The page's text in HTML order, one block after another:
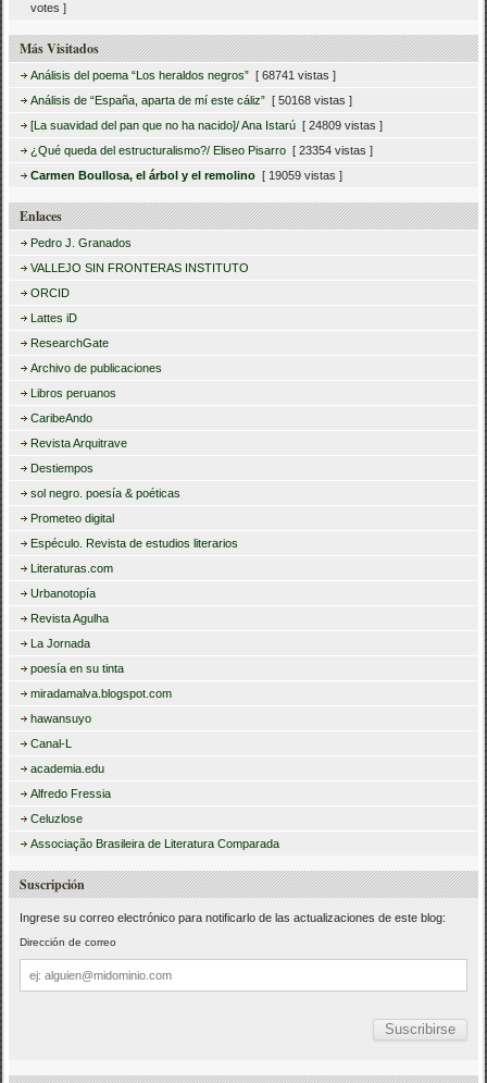
votes ]
Más Visitados
Análisis del poema “Los heraldos negros” [ 68741 vistas ]
Análisis de “España, aparta de mí este cáliz” [ 50168 vistas ]
[La suavidad del pan que no ha nacido]/ Ana Istarú [ 24809 vistas ]
¿Qué queda del estructuralismo?/ Eliseo Pisarro [ 23354 vistas ]
Carmen Boullosa, el árbol y el remolino [ 19059 vistas ]
Enlaces
Pedro J. Granados
VALLEJO SIN FRONTERAS INSTITUTO
ORCID
Lattes iD
ResearchGate
Archivo de publicaciones
Libros peruanos
CaribeAndo
Revista Arquitrave
Destiempos
sol negro. poesía & poéticas
Prometeo digital
Espéculo. Revista de estudios literarios
Literaturas.com
Urbanotopía
Revista Agulha
La Jornada
poesía en su tinta
miradamalva.blogspot.com
hawansuyo
Canal-L
academia.edu
Alfredo Fressia
Celuzlose
Associação Brasileira de Literatura Comparada
Suscripción
Ingrese su correo electrónico para notificarlo de las actualizaciones de este blog:
Dirección de correo
Dirección
de
correo